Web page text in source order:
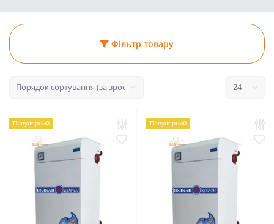
Фільтр товару
Популярний Популярний